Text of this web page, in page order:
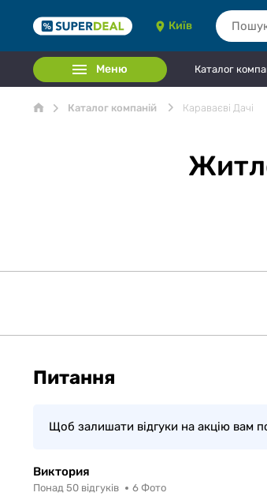
Київ
Меню Каталог
Каталог компаній Караваєві Дачі
Питання
Щоб залишати відгуки на акцію вам
Виктория
Понад 50 відгуків 6 Фото